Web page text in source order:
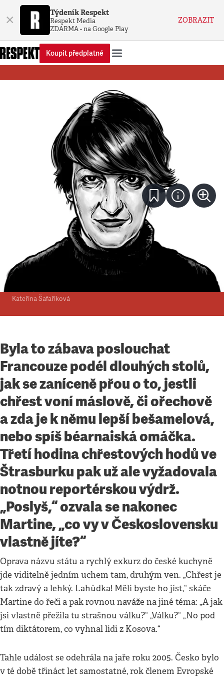
× Týdeník Respekt
Respekt Media
ZDARMA - na Google Play
ZOBRAZIT
Koupit předplatné
15. 4. 2012•4minuty
Možná lepší než Britové
Proč si Francie nezaslouží českou přehlíživost a
Kateřina Šafaříková
Byla to zábava poslouchat
Francouze podél dlouhých stolů,
jak se zaníceně přou o to, jestli
chřest voní máslově, či ořechově
a zda je k němu lepší bešamelová,
nebo spíš béarnaiská omáčka.
Třetí hodina chřestových hodů ve
Štrasburku pak už ale vyžadovala
notnou reportérskou výdrž.
„Poslyš,“ ozvala se nakonec
Martine, „co vy v Československu
vlastně jíte?“
Oprava názvu státu a rychlý exkurz do české kuchyně
jde viditelně jedním uchem tam, druhým ven. „Chřest je
tak zdravý a lehký. Lahůdka! Měli byste ho jíst,“ skáče
Martine do řeči a pak rovnou naváže na jiné téma: „A jak
jsi vlastně přežila tu strašnou válku?“ „Válku?“ „No pod
tím diktátorem, co vyhnal lidi z Kosova.“
Tahle událost se odehrála na jaře roku 2005. Česko bylo
v té době třináct let samostatné, rok členem Evropské